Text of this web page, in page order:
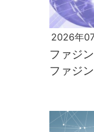
2026年
ファジ
ファジ